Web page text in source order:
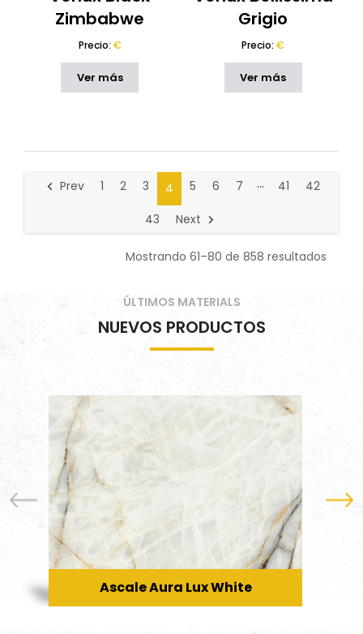
Zimbabwe
Precio: €
Ver más
Grigio
Precio:€
Ver más
Prev 1 2 3 4 5 6 7 … 41 42
43 Next
Mostrando 61–80 de 858 resultados
ÚLTIMOS MATERIALS
NUEVOS PRODUCTOS
Ascale Aura Lux White